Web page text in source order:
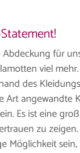
für
viel
des
Art angewandte
Es ist eine
zu